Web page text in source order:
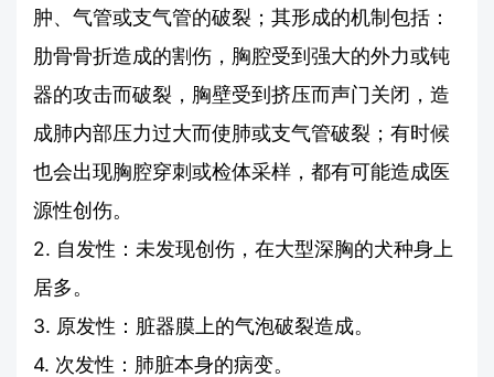
肿、气管或支气管的破裂；其形成的机制包括：
肋骨骨折造成的割伤，胸腔受到强大的外力或钝
器的攻击而破裂，胸壁受到挤压而声门关闭，造
成肺内部压力过大而使肺或支气管破裂；有时候
也会出现胸腔穿刺或检体采样，都有可能造成医
源性创伤。
2. 自发性：未发现创伤，在大型深胸的犬种身上
居多。
3. 原发性：脏器膜上的气泡破裂造成。
4. 次发性：肺脏本身的病变。